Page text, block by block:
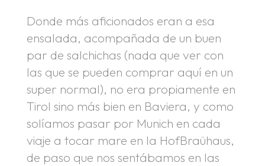
Donde más aficionados eran a esa
ensalada, acompañada de un buen
par de salchichas (nada que ver con
las que se pueden comprar aquí en un
super normal), no era propiamente en
Tirol sino más bien en Baviera, y como
solíamos pasar por Munich en cada
viaje a tocar mare en la HofBraühaus,
de paso que nos sentábamos en las